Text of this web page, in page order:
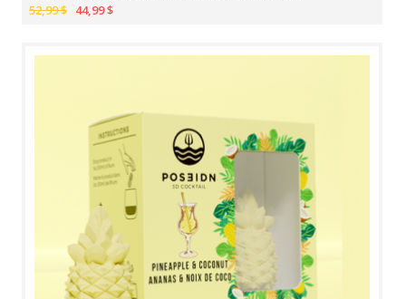
52,99 $ 44,99 $